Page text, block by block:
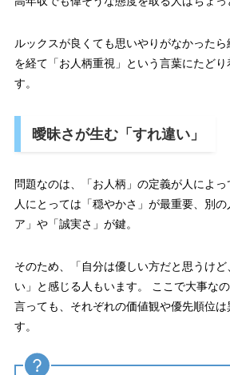
ルックスが良くても思いやりがなかった
を経て「お人柄重視」という言葉にたど
す。
曖昧さが生む「すれ違い」
問題なのは、「お人柄」の定義が人によ
人にとっては「穏やかさ」が最重要、別
ア」や「誠実さ」が鍵。
そのため、「自分は優しい方だと思うけ
い」と感じる人もいます。 ここで大事な
言っても、それぞれの価値観や優先順位
す。